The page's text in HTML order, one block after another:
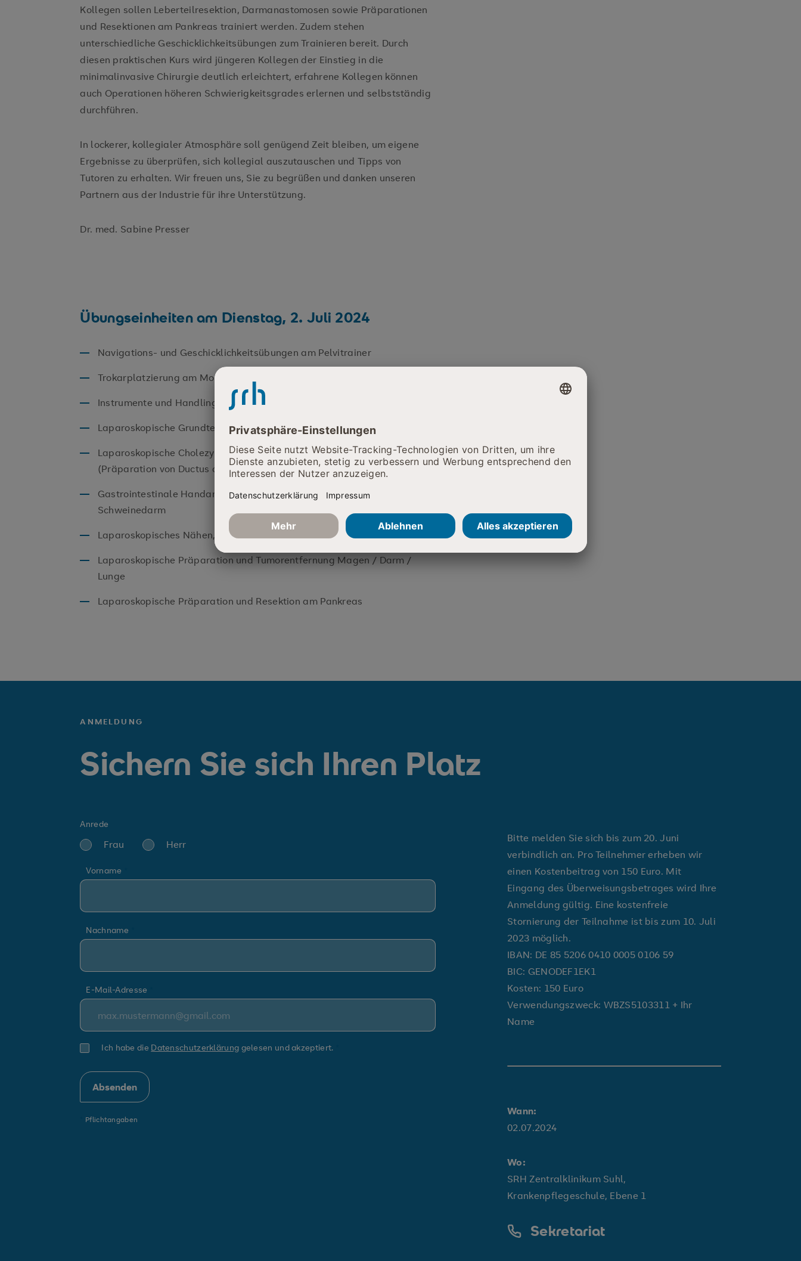
Kollegen sollen Leberteilresektion, Darmanastomosen sowie Präparationen
und Resektionen am Pankreas trainiert werden. Zudem stehen
unterschiedliche Geschicklichkeitsübungen zum Trainieren bereit. Durch
diesen praktischen Kurs wird jüngeren Kollegen der Einstieg in die
minimalinvasive Chirurgie deutlich erleichtert, erfahrene Kollegen können
auch Operationen höheren Schwierigkeitsgrades erlernen und selbstständig
durchführen.
In lockerer, kollegialer Atmosphäre soll genügend Zeit bleiben, um eigene
Ergebnisse zu überprüfen, sich kollegial auszutauschen und Tipps von
Tutoren zu erhalten. Wir freuen uns, Sie zu begrüßen und danken unseren
Partnern aus der Industrie für ihre Unterstützung.
Dr. med. Sabine Presser
Übungseinheiten am Dienstag, 2. Juli 2024
Navigations- und Geschicklichkeitsübungen am Pelvitrainer
Trokarplatzierung am Modell
Instrumente und Handling / Naht- und Knotenübungen
Laparoskopische Grundtechniken
Laparoskopische Cholezystektomie (Tiermodell) am Pelvitrainer
(Präparation von Ductus cysticus und Ductus choledochus)
Gastrointestinale Handanastomose: Praktische Übungen am
Schweinedarm
Laparoskopisches Nähen, extra- und intracorporales Knoten
Laparoskopische Präparation und Tumorentfernung Magen / Darm /
Lunge
Laparoskopische Präparation und Resektion am Pankreas
ANMELDUNG
Sichern Sie sich Ihren Platz
Bitte melden Sie sich bis zum 20. Juni
verbindlich an. Pro Teilnehmer erheben wir
einen Kostenbeitrag von 150 Euro. Mit
Eingang des Überweisungsbetrages wird Ihre
Anmeldung gültig. Eine kostenfreie
Stornierung der Teilnahme ist bis zum 10. Juli
2023 möglich.
IBAN: DE 85 5206 0410 0005 0106 59
BIC: GENODEF1EK1
Kosten: 150 Euro
Verwendungszweck: WBZS5103311 + Ihr
Name
Wann:
02.07.2024
Wo:
SRH Zentralklinikum Suhl,
Krankenpflegeschule, Ebene 1
Sekretariat
Anrede
Frau Herr
Vorname
Nachname
E-Mail-Adresse
Ich habe die Datenschutzerklärung gelesen und akzeptiert.
Pflichtangaben